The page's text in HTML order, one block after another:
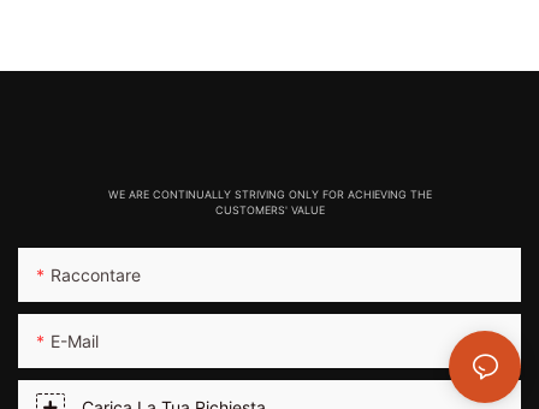
WE ARE CONTINUALLY STRIVING ONLY FOR ACHIEVING THE
CUSTOMERS' VALUE
Raccontare
E-Mail